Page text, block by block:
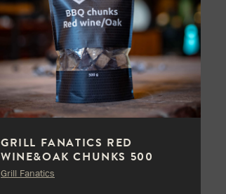
GRILL FANATICS RED
WINE&OAK CHUNKS 500
GRAM
Grill Fanatics